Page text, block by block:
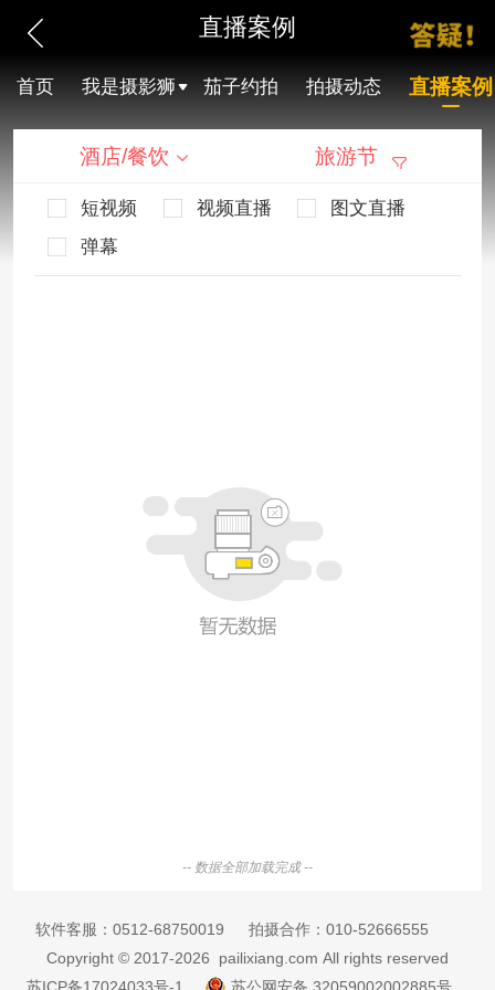
直播案例
首页 我是摄影狮 茄子约拍 拍摄动态 直播案例
酒店/餐饮 旅游节
短视频 视频直播
图文直播
弹幕
-- 数据全部加载完成 --
软件客服： 0512-68750019 拍摄合作： 010-52666555
Copyright © 2017-2026 pailixiang.com All rights reserved
苏ICP备17024033号-1
苏公网安备 32059002002885号